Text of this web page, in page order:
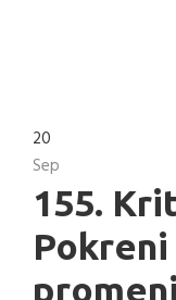
20
Sep
155.